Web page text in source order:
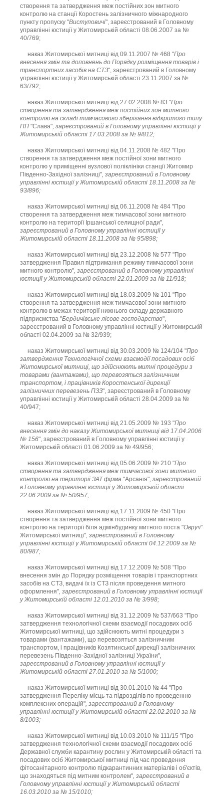
створення та затвердження меж постійних зон митного
контролю на станції Коростень залізничного міжнародного
пункту пропуску "Виступовичі", зареєстрований в Головному
управлінні юстиції у Житомирській області 08.06.2007 за №
40/769;
наказ Житомирської митниці від 09.11.2007 № 468 "Про
внесення змін та доповнень до Порядку розміщення товарів і
транспортних засобів на СТЗ", зареєстрований в Головному
управлінні юстиції у Житомирській області 23.11.2007 за №
63/792;
наказ Житомирської митниці від 27.02.2008 № 83 "Про
створення та затвердження меж постійних зон митного
контролю на складі тимчасового зберігання відкритого типу
ПП "Слава", зареєстрований в Головному управлінні юстиції у
Житомирській області 17.03.2008 за № 9/812;
наказ Житомирської митниці від 04.11.2008 № 482 "Про
створення та затвердження меж постійної зони митного
контролю у приміщенні вузлової поліклініки станції Житомир
Південно-Західної залізниці", зареєстрований в Головному
управлінні юстиції у Житомирській області 18.11.2008 за №
93/896;
наказ Житомирської митниці від 06.11.2008 № 484 "Про
створення та затвердження меж тимчасової зони митного
контролю на території Іршанської селищної ради",
зареєстрований в Головному управлінні юстиції у
Житомирській області 18.11.2008 за № 95/898;
наказ Житомирської митниці від 23.12.2008 № 577 "Про
затвердження Правил підтримання режиму тимчасової зони
митного контролю", зареєстрований в Головному управлінні
юстиції у Житомирській області 22.01.2009 за № 11/918;
наказ Житомирської митниці від 18.03.2009 № 101 "Про
створення та затвердження меж тимчасової зони митного
контролю в межах території нижнього складу державного
підприємства "Бердичівське лісове господарство",
зареєстрований в Головному управлінні юстиції у Житомирській
області 02.04.2009 за № 32/939;
наказ Житомирської митниці від 30.03.2009 № 124/104 "Про
затвердження Технологічної схеми взаємодії посадових осіб
Житомирської митниці, що здійснюють митні процедури з
товарами (вантажами), що перевозяться залізничним
транспортом, і працівників Коростенської дирекції
залізничних перевезень ПЗЗ", зареєстрований в Головному
управлінні юстиції у Житомирській області 28.04.2009 за №
40/947;
наказ Житомирської митниці від 21.05.2009 № 193 "Про
внесення змін до наказу Житомирської митниці від 17.04.2006
№ 156", зареєстрований в Головному управлінні юстиції у
Житомирській області 01.06.2009 за № 49/956;
наказ Житомирської митниці від 05.06.2009 № 210 "Про
створення та затвердження меж тимчасової зони митного
контролю на території ЗАТ фірма "Арсанія", зареєстрований
в Головному управлінні юстиції у Житомирській області
22.06.2009 за № 50/957;
наказ Житомирської митниці від 17.11.2009 № 450 "Про
створення та затвердження меж постійної зони митного
контролю на території біля адмінбудинку митного поста "Овруч"
Житомирської митниці", зареєстрований в Головному
управлінні юстиції у Житомирській області 04.12.2009 за №
80/987;
наказ Житомирської митниці від 17.12.2009 № 508 "Про
внесення змін до Порядку розміщення товарів і транспортних
засобів на СТЗ, видачі їх із СТЗ після проведення митного
оформлення", зареєстрований в Головному управлінні юстиції
у Житомирській області 12.01.2010 за № 3/998;
наказ Житомирської митниці від 31.12.2009 № 537/663 "Про
затвердження технологічної схеми взаємодії посадових осіб
Житомирської митниці, що здійснюють митні процедури з
товарами (вантажами), що перевозяться залізничним
транспортом, і працівників Козятинської дирекції залізничних
перевезень Південно-Західної залізниці України",
зареєстрований в Головному управлінні юстиції у
Житомирській області 27.01.2010 за № 5/1000;
наказ Житомирської митниці від 30.01.2010 № 44 "Про
затвердження Переліку місць та підрозділів по проведенню
комплексних операцій", зареєстрований в Головному
управлінні юстиції у Житомирській області 22.02.2010 за №
8/1003;
наказ Житомирської митниці від 10.03.2010 № 111/15 "Про
затвердження технологічної схеми взаємодії посадових осіб
Державної служби карантину рослин у Житомирській області та
посадових осіб Житомирської митниці під час проведення
фітосанітарного контролю підкарантинних матеріалів і об'єктів,
що знаходяться під митним контролем", зареєстрований в
Головному управлінні юстиції у Житомирській області
16.03.2010 за № 15/1010;